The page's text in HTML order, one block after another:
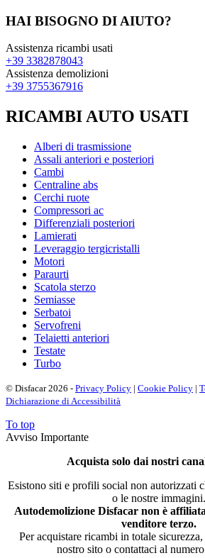
HAI BISOGNO DI AIUTO?
Assistenza ricambi usati
+39 3382878043
Assistenza demolizioni
+39 3755367916
RICAMBI AUTO USATI
Alberi di trasmissione
Assali anteriori e posteriori
Cambi
Centraline abs
Cerchi ruote
Compressori ac
Differenziali posteriori
Lamierati
Leveraggio tergicristalli
Motori
Paraurti
Scatola sterzo
Semiasse
Serbatoi
Servofreni
Telaietti anteriori
Testate
Turbo
© Disfacar 2026 - Privacy Policy | Cookie Policy |
Dichiarazione di Accessibilità
To top
Avviso Importante
Acquista solo dai nostri
Esistono siti e profili social non autorizzati
o le nostre immagini.
Autodemolizione Disfacar non è
venditore terzo.
Per acquistare ricambi in totale
nostro sito o contattaci al numero